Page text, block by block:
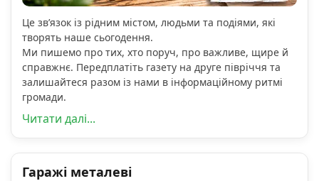
Це зв’язок із рідним містом, людьми та подіями, які
творять наше сьогодення.
Ми пишемо про тих, хто поруч, про важливе, щире й
справжнє. Передплатіть газету на друге півріччя та
залишайтеся разом із нами в інформаційному ритмі
громади.
Читати далі...
Гаражі металеві